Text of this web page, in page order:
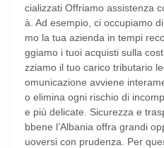
cializzati Offriamo assistenza
à. Ad esempio, ci occupiamo
mo la tua azienda in tempi
ggiamo i tuoi acquisti sulla
zziamo il tuo carico tributario
omunicazione avviene
o elimina ogni rischio di
e più delicate. Sicurezza e
bbene l’Albania offra grandi
uoversi con prudenza. Per